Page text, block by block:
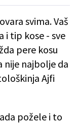
svima. Vaš
i tip kose - sve
pere kosu
nije najbolje da
Ajfi
požele i to